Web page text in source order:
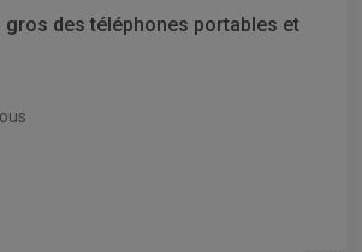
gros des téléphones portables et